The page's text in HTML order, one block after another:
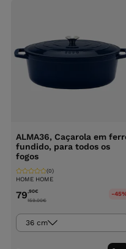
ALMA36, Caçarola em
fundido, para todos os
fogos
HOME HOME
(0)
79,90€
159.00€
-
36 cm